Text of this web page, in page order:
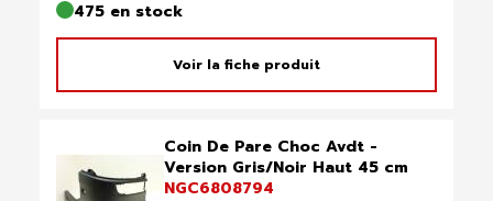
475 en stock
Voir la fiche produit
Coin De Pare Choc Avdt -
Version Gris/Noir Haut 45 cm
NGC6808794